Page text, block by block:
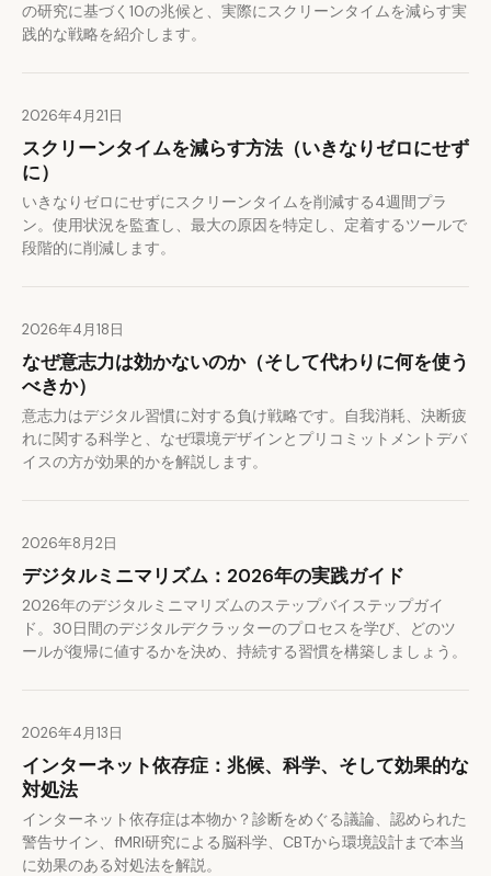
の研究に基づく10の兆候と、実際にスクリーンタイムを減らす実
践的な戦略を紹介します。
2026年4月21日
スクリーンタイムを減らす方法（いきなりゼロにせず
に）
いきなりゼロにせずにスクリーンタイムを削減する4週間プラ
ン。使用状況を監査し、最大の原因を特定し、定着するツールで
段階的に削減します。
2026年4月18日
なぜ意志力は効かないのか（そして代わりに何を使う
べきか）
意志力はデジタル習慣に対する負け戦略です。自我消耗、決断疲
れに関する科学と、なぜ環境デザインとプリコミットメントデバ
イスの方が効果的かを解説します。
2026年8月2日
デジタルミニマリズム：2026年の実践ガイド
2026年のデジタルミニマリズムのステップバイステップガイ
ド。30日間のデジタルデクラッターのプロセスを学び、どのツ
ールが復帰に値するかを決め、持続する習慣を構築しましょう。
2026年4月13日
インターネット依存症：兆候、科学、そして効果的な
対処法
インターネット依存症は本物か？診断をめぐる議論、認められた
警告サイン、fMRI研究による脳科学、CBTから環境設計まで本当
に効果のある対処法を解説。